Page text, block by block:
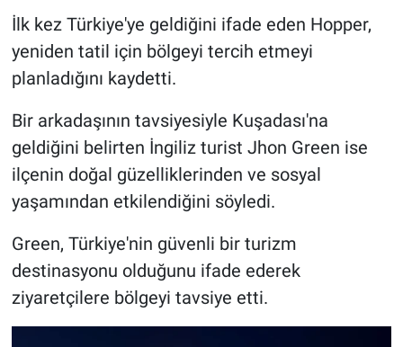
İlk kez Türkiye'ye geldiğini ifade eden Hopper,
yeniden tatil için bölgeyi tercih etmeyi
planladığını kaydetti.
Bir arkadaşının tavsiyesiyle Kuşadası'na
geldiğini belirten İngiliz turist Jhon Green ise
ilçenin doğal güzelliklerinden ve sosyal
yaşamından etkilendiğini söyledi.
Green, Türkiye'nin güvenli bir turizm
destinasyonu olduğunu ifade ederek
ziyaretçilere bölgeyi tavsiye etti.